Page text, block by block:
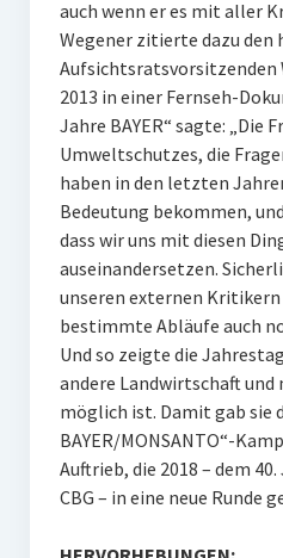
auch wenn er es mit aller
Wegener zitierte dazu den
Aufsichtsratsvorsitzenden
2013 in einer Fernseh-
Jahre BAYER“ sagte: „Die
Umweltschutzes, die
haben in den letzten
Bedeutung bekommen,
dass wir uns mit diesen
auseinandersetzen.
unseren externen
bestimmte Abläufe auch
Und so zeigte die
andere Landwirtschaft und
möglich ist. Damit gab sie
BAYER/MONSANTO“-
Auftrieb, die 2018 – dem
CBG – in eine neue Runde